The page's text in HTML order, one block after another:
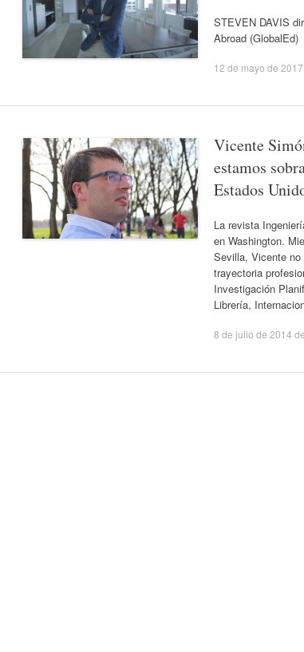
STEVEN DAVIS
Abroad (GlobalEd)
12 de mayo de 2017
Vicente
estamos
Estados
La revista
en Washington.
Sevilla, Vicente no
trayectoria
Investigación
Librería,
8 de julio de 2014 de